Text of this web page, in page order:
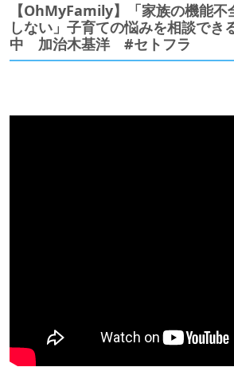
【OhMyFamily】「家族の機能
しない」子育ての悩みを相談でき
中 加治木基洋 #セトフラ